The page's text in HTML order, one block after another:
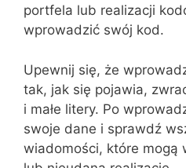
portfela lub realizacji
wprowadzić swój kod.
Upewnij się, że
tak, jak się pojawia,
i małe litery. Po
swoje dane i sprawdź
wiadomości, które mogą